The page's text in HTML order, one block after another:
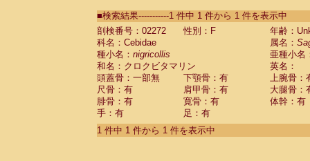
CebidaeSaguinus labiatus(0)
Cebidae Saguinus leucopus (0)
Cebidae
CebidaeSaguinus mystax
CebidaeSaguinus nigricollis (1)
Cebidae Saguinus oedipus
Cebidae Saguinus weddelli
Cebidae Saguinusspp.
Cebidae Aotus trivirgatus
Cebidae Cebus albifrons
■検索結果-----------1 件中 1 件から 1 件を表示中
剖検番号：02272
性別：F
年齢：
科名：Cebidae
属名：
種小名： nigricollis
亜種小名
和名：クロクビタマリン
英名：
頭蓋骨：一部無
下顎骨：有
上腕骨：
尺骨：有
肩甲骨：有
大腿骨：
腓骨：有
寛骨：有
体幹：有
手：有
足：有
1 件中 1 件から 1 件を表示中